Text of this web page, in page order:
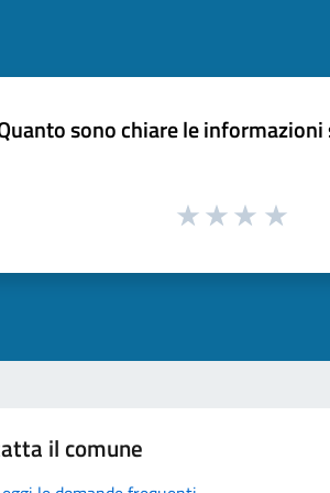
sono chiare le informazioni
il comune